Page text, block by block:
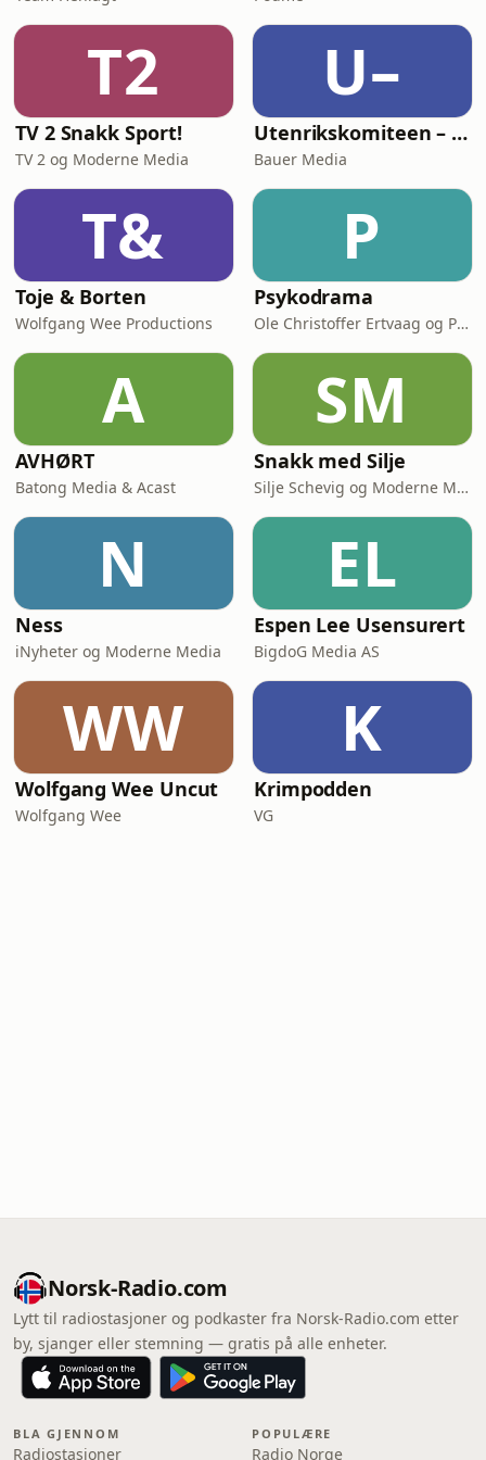
T2
TV 2 Snakk Sport!
TV 2 og Moderne Media
U–
Utenrikskomiteen – med Bogen og Græsvik
Bauer Media
T&
Toje & Borten
Wolfgang Wee Productions
P
Psykodrama
Ole Christoffer Ertvaag og Per Kjerstad & Acast
A
AVHØRT
Batong Media & Acast
SM
Snakk med Silje
Silje Schevig og Moderne Media
N
Ness
iNyheter og Moderne Media
EL
Espen Lee Usensurert
BigdoG Media AS
WW
Wolfgang Wee Uncut
Wolfgang Wee
K
Krimpodden
VG
Norsk-Radio.com
Lytt til radiostasjoner og podkaster fra Norsk-Radio.com etter
by, sjanger eller stemning — gratis på alle enheter.
BLA GJENNOM
Radiostasjoner
POPULÆRE
Radio Norge